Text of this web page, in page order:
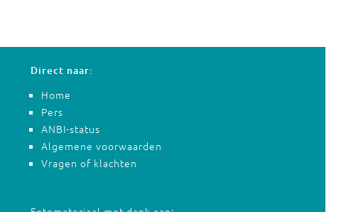
Direct naar:
Home
Pers
ANBI-status
Algemene voorwaarden
Vragen of klachten